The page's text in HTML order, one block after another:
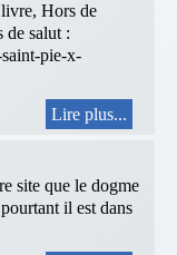
Hors de
de salut :
pie-x-
Lire plus...
site que le dogme
il est dans